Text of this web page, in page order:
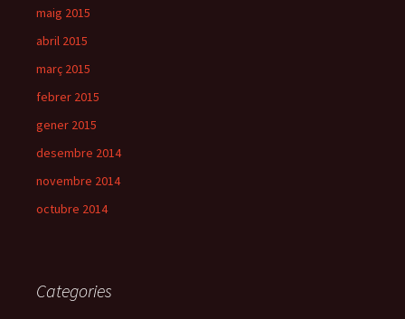
maig 2015
abril 2015
març 2015
febrer 2015
gener 2015
desembre 2014
novembre 2014
octubre 2014
Categories